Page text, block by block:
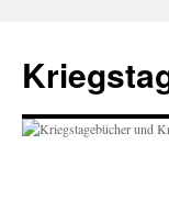
springen